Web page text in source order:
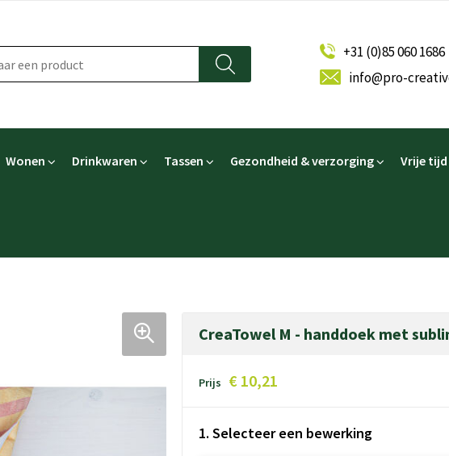
+31 (0)85 060 1686
info@pro-
Wonen Drinkwaren Tassen Gezondheid & verzorging Vrije tijd
CreaTowel M - handdoek met
Prijs € 10,21
1. Selecteer een bewerking